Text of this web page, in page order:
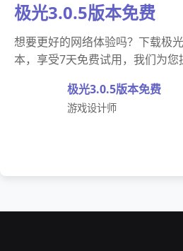
极光3.0.5版本免费
想要更好的网络体验吗？下载极
本，享受7天免费试用，我们为您
极光3.0.5版本免费
游戏设计师